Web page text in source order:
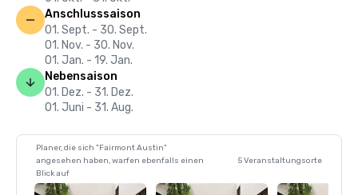
Anschlusssaison
01. Sept. - 30. Sept.
01. Nov. - 30. Nov.
01. Jan. - 19. Jan.
Nebensaison
01. Dez. - 31. Dez.
01. Juni - 31. Aug.
Planer, die sich "Fairmont Austin"
angesehen haben, warfen ebenfalls einen
Blick auf
5 Veranstaltungsorte